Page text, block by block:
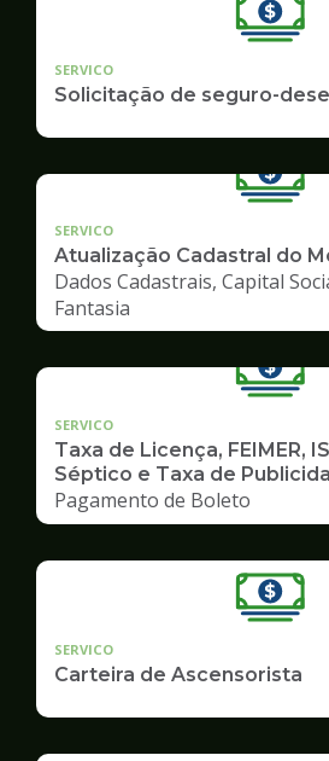
SERVICO
Solicitação de seguro-
SERVICO
Atualização Cadastral do
Dados Cadastrais, Capital
Fantasia
SERVICO
Taxa de Licença, FEIMER,
Séptico e Taxa de
Pagamento de Boleto
SERVICO
Carteira de Ascensorista